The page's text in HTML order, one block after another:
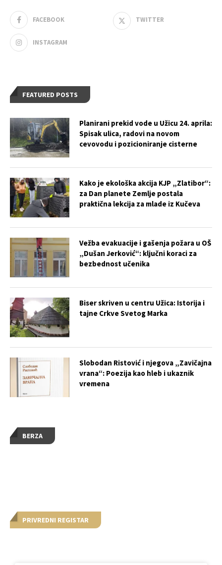
BERZA
PRIVREDNI REGISTAR
FACEBOOK TWITTER
INSTAGRAM
FEATURED POSTS
Planirani prekid vode u Užicu 24. aprila:
Spisak ulica, radovi na novom
cevovodu i pozicioniranje cisterne
Kako je ekološka akcija KJP „Zlatibor“:
za Dan planete Zemlje postala
praktična lekcija za mlade iz Kučeva
Vežba evakuacije i gašenja požara u OŠ
„Dušan Jerković“: ključni koraci za
bezbednost učenika
Biser skriven u centru Užica: Istorija i
tajne Crkve Svetog Marka
Slobodan Ristović i njegova „Zavičajna
vrana“: Poezija kao hleb i ukaznik
vremena